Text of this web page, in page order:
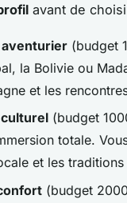
avant de
aventurier (budget
la Bolivie ou
et les
(budget
totale.
et les traditions
(budget